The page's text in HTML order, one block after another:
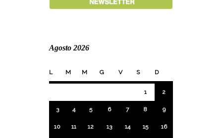
Agosto 2026
L M M G V S D
1 2
3 4 5 6 7 8 9
10 11 12 13 14 15 16